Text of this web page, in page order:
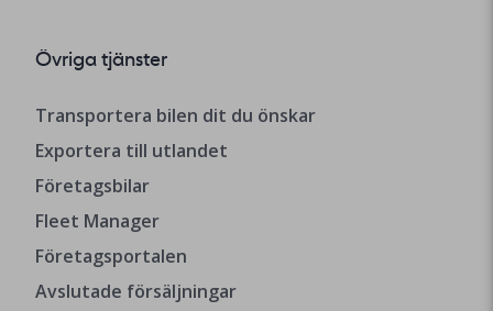
Övriga tjänster
Transportera bilen dit du önskar
Exportera till utlandet
Företagsbilar
Fleet Manager
Företagsportalen
Avslutade försäljningar